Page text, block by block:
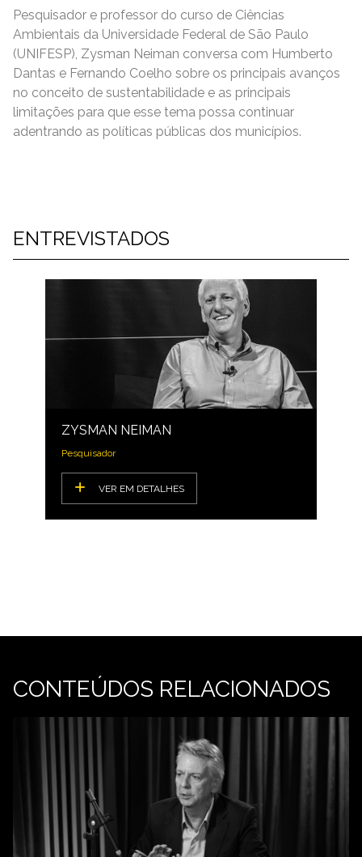
Pesquisador e professor do curso de Ciências
Ambientais da Universidade Federal de São Paulo
(UNIFESP), Zysman Neiman conversa com Humberto
Dantas e Fernando Coelho sobre os principais avanços
no conceito de sustentabilidade e as principais
limitações para que esse tema possa continuar
adentrando as políticas públicas dos municípios.
ENTREVISTADOS
ZYSMAN NEIMAN
Pesquisador
VER EM DETALHES
CONTEÚDOS RELACIONADOS